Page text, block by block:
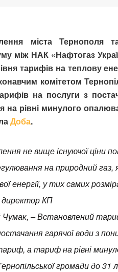
міста Тернополя
між НАК «Нафтогаз
тарифів на теплову
комітетом
на послуги з
на рівні минулого
Доба.
не вище існуючої ціни
на природний газ,
енергії, у тих самих
директор КП
Чумак, – Встановлений
гарячої води з
а тариф на рівні
громади до 31